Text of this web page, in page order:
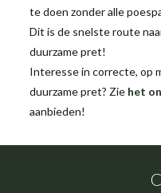
te doen zonder alle
Dit is de snelste route
duurzame pret!
Interesse in correcte, op
duurzame pret? Zie het
aanbieden!